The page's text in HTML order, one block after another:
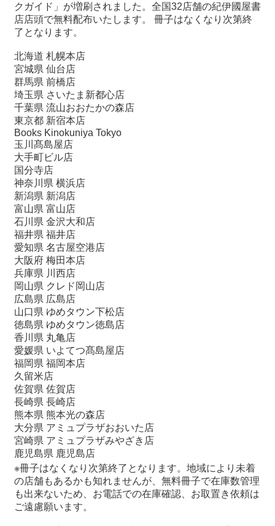
クガイド」が増刷されました。全国32店舗の紀伊國屋書
店店頭で無料配布いたします。 冊子はなくなり次第終
了となります。
北海道 札幌本店
宮城県 仙台店
群馬県 前橋店
埼玉県 さいたま新都心店
千葉県 流山おおたかの森店
東京都 新宿本店
Books Kinokuniya Tokyo
玉川髙島屋店
大手町ビル店
国分寺店
神奈川県 横浜店
新潟県 新潟店
富山県 富山店
石川県 金沢大和店
福井県 福井店
愛知県 名古屋空港店
大阪府 梅田本店
兵庫県 川西店
岡山県 クレド岡山店
広島県 広島店
山口県 ゆめタウン下松店
徳島県 ゆめタウン徳島店
香川県 丸亀店
愛媛県 いよてつ髙島屋店
福岡県 福岡本店
久留米店
佐賀県 佐賀店
長崎県 長崎店
熊本県 熊本光の森店
大分県 アミュプラザおおいた店
宮崎県 アミュプラザみやざき店
鹿児島県 鹿児島店
※冊子はなくなり次第終了となります。地域により未着
の店舗もあるかも知れませんが、無料冊子で在庫数管理
も出来ないため、お電話での在庫確認、お取置き依頼は
ご遠慮願います。